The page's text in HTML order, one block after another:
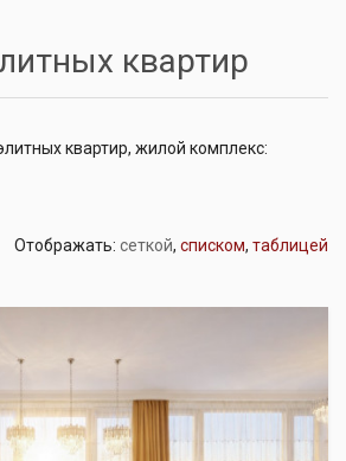
квартир
квартир, жилой комплекс:
Отображать: сеткой, списком, таблицей